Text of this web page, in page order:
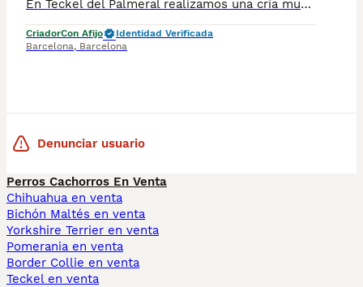
En Teckel del Palmeral realizamos una cría muy limitada, responsable y vocacional, orientada a familias que buscan un Teckel equilibrado, sano y criado con dedicación real. Disponemos de 2 cachorros
CriadorCon Afijo
Identidad Verificada
Barcelona, Barcelona
Denunciar usuario
Perros Cachorros En Venta
Chihuahua en venta
Bichón Maltés en venta
Yorkshire Terrier en venta
Pomerania en venta
Border Collie en venta
Teckel en venta